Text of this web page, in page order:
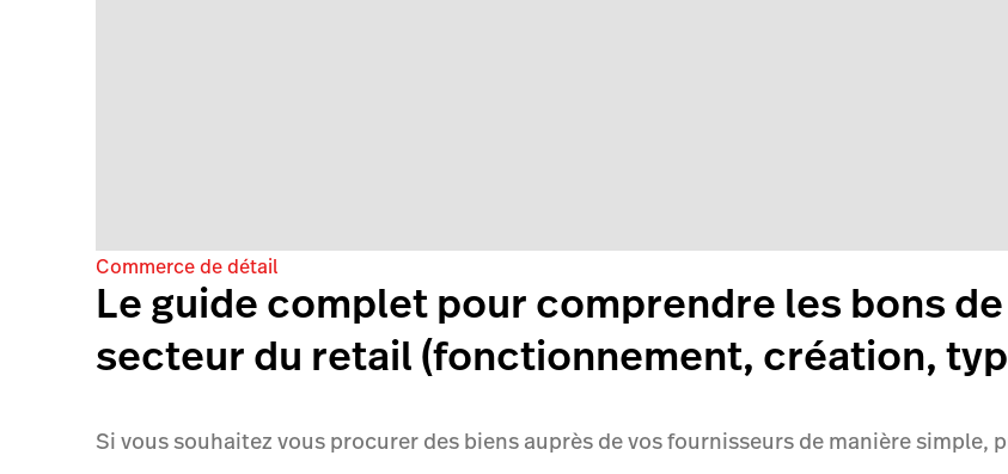
Commerce de détail
Le guide complet pour comprendre les bons
secteur du retail (fonctionnement, création,
Si vous souhaitez vous procurer des biens auprès de vos fournisseurs de manière simple,